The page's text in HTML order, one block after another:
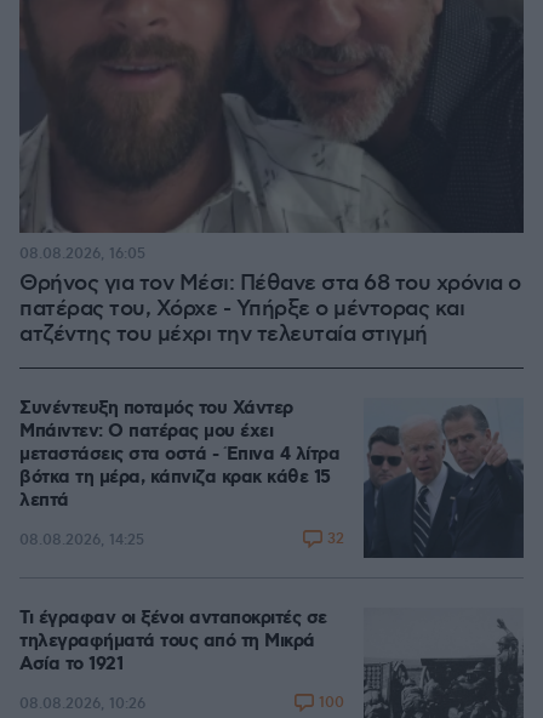
Θρήνος για τον Μέσι: Πέθανε στα 68 του χρόνια ο
πατέρας του, Χόρχε - Υπήρξε ο μέντορας και
ατζέντης του μέχρι την τελευταία στιγμή
08.08.2026, 16:05
Συνέντευξη ποταμός του Χάντερ
Μπάιντεν: Ο πατέρας μου έχει
μεταστάσεις στα οστά - Έπινα 4 λίτρα
βότκα τη μέρα, κάπνιζα κρακ κάθε 15
λεπτά
08.08.2026, 14:25 32
Τι έγραφαν οι ξένοι ανταποκριτές σε
τηλεγραφήματά τους από τη Μικρά
Ασία το 1921
08.08.2026, 10:26 100